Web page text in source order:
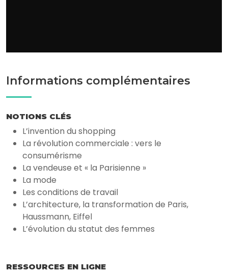
Informations complémentaires
NOTIONS CLÉS
L’invention du shopping
La révolution commerciale : vers le
consumérisme
La vendeuse et « la Parisienne »
La mode
Les conditions de travail
L’architecture, la transformation de Paris,
Haussmann, Eiffel
L’évolution du statut des femmes
RESSOURCES EN LIGNE